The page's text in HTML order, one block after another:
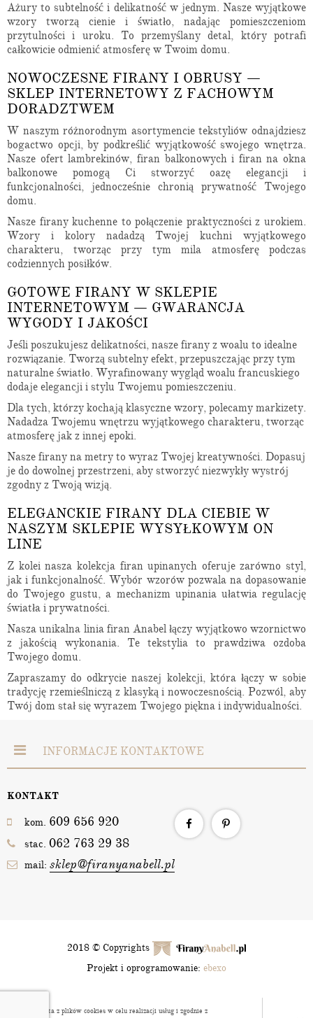
Ażury to subtelność i delikatność w jednym. Nasze wyjątkowe
wzory tworzą cienie i światło, nadając pomieszczeniom
przytulności i uroku. To przemyślany detal, który potrafi
całkowicie odmienić atmosferę w Twoim domu.
NOWOCZESNE FIRANY I OBRUSY —
SKLEP INTERNETOWY Z FACHOWYM
DORADZTWEM
W naszym różnorodnym asortymencie tekstyliów odnajdziesz
bogactwo opcji, by podkreślić wyjątkowość swojego wnętrza.
Nasze ofert lambrekinów, firan balkonowych i firan na okna
balkonowe pomogą Ci stworzyć oazę elegancji i
funkcjonalności, jednocześnie chronią prywatność Twojego
domu.
Nasze firany kuchenne to połączenie praktyczności z urokiem.
Wzory i kolory nadadzą Twojej kuchni wyjątkowego
charakteru, tworząc przy tym mila atmosferę podczas
codziennych posiłków.
GOTOWE FIRANY W SKLEPIE
INTERNETOWYM — GWARANCJA
WYGODY I JAKOŚCI
Jeśli poszukujesz delikatności, nasze firany z woalu to idealne
rozwiązanie. Tworzą subtelny efekt, przepuszczając przy tym
naturalne światło. Wyrafinowany wygląd woalu francuskiego
dodaje elegancji i stylu Twojemu pomieszczeniu.
Dla tych, którzy kochają klasyczne wzory, polecamy markizety.
Nadadza Twojemu wnętrzu wyjątkowego charakteru, tworząc
atmosferę jak z innej epoki.
Nasze firany na metry to wyraz Twojej kreatywności. Dopasuj
je do dowolnej przestrzeni, aby stworzyć niezwykły wystrój
zgodny z Twoją wizją.
ELEGANCKIE FIRANY DLA CIEBIE W
NASZYM SKLEPIE WYSYŁKOWYM ON
LINE
Z kolei nasza kolekcja firan upinanych oferuje zarówno styl,
jak i funkcjonalność. Wybór wzorów pozwala na dopasowanie
do Twojego gustu, a mechanizm upinania ułatwia regulację
światła i prywatności.
Nasza unikalna linia firan Anabel łączy wyjątkowo wzornictwo
z jakością wykonania. Te tekstylia to prawdziwa ozdoba
Twojego domu.
Zapraszamy do odkrycie naszej kolekcji, która łączy w sobie
tradycję rzemieślniczą z klasyką i nowoczesnością. Pozwól, aby
Twój dom stał się wyrazem Twojego piękna i indywidualności.
INFORMACJE KONTAKTOWE
KONTAKT
kom. 609 656 920
stac. 062 763 29 38
mail: sklep@firanyanabell.pl
2018 © Copyrights
Projekt i oprogramowanie: ebexo
Strona korzysta z plików cookies w celu realizacji usług i zgodnie z